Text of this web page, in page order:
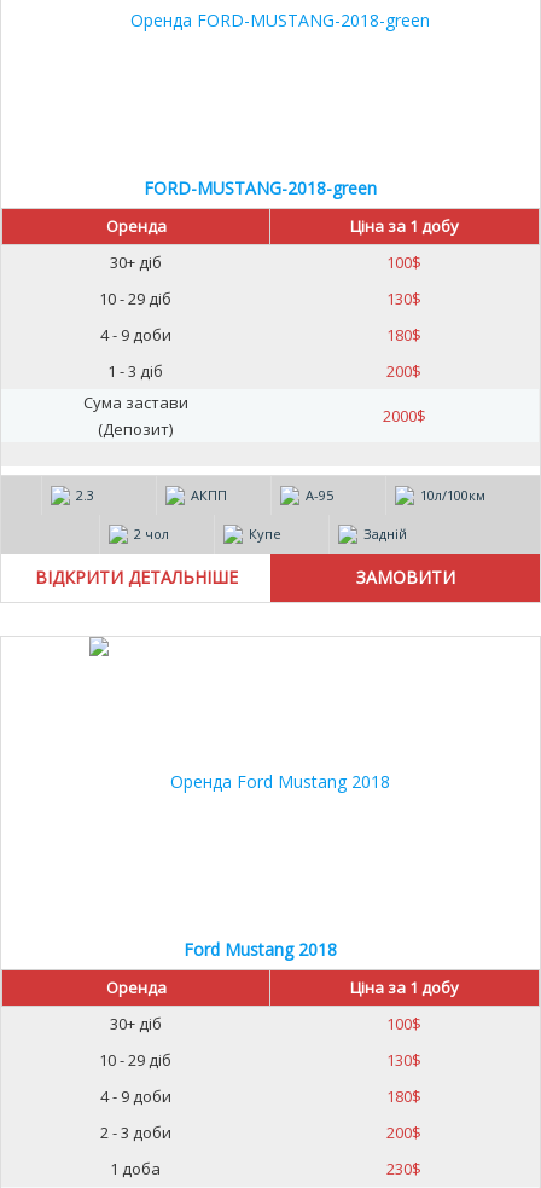
FORD-MUSTANG-2018-green
Оренда
Ціна за 1 добу
30+ діб
100$
10 - 29 діб
130$
4 - 9 доби
180$
1 - 3 діб
200$
Сума застави
(Депозит)
2000$
2.3 АКПП А-95 10л/100км
2 чол Купе Задній
ВІДКРИТИ ДЕТАЛЬНІШЕ
Ford Mustang 2018
Оренда
Ціна за 1 добу
30+ діб
100$
10 - 29 діб
130$
4 - 9 доби
180$
2 - 3 доби
200$
1 доба
230$